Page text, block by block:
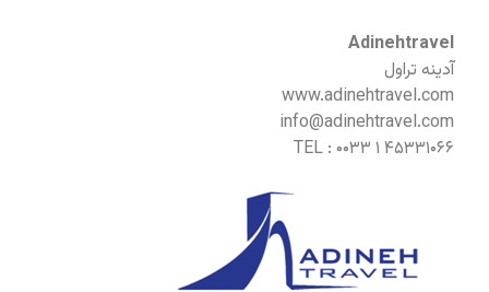
Adinehtravel
آدینه تراول
www.adinehtravel.com
info@adinehtravel.com
TEL : ۰۰۳۳ ۱ ۴۵۳۳۱۰۶۶